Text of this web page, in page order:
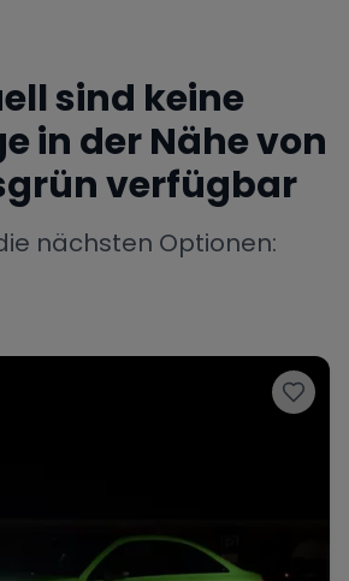
BMW Audi
sind keine
in der Nähe von
verfügbar
nächsten Optionen: